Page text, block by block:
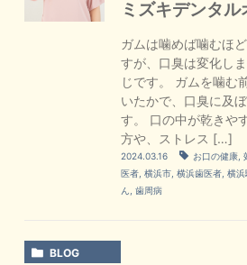
ミズキデンタル
ガムは噛めば噛むほ
すが、口臭は変化し
じです。 ガムを噛む
いたかで、口臭に及
す。 口の中が乾きや
方や、ストレス […]
2024.03.16 お口の健康 ,
医者 ,横浜市 ,横浜歯医者 ,横浜
ん
,歯周病
BLOG